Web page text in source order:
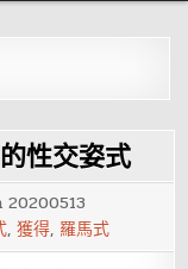
性交姿式
20200513
, 獲得, 羅馬式